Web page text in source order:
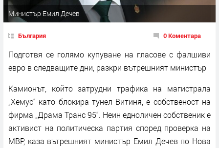
Министър Емил Дечев
България 0 Коментара
Подготвя се голямо купуване на гласове с фалшиви
евро в следващите дни, разкри вътрешният министър
Камионът, който затрудни трафика на магистрала
„Хемус“ като блокира тунел Витиня, е собственост на
фирма „Драма Транс 95“. Неин едноличен собственик е
активист на политическа партия според проверка на
МВР, каза вътрешният министър Емил Дечев по Нова